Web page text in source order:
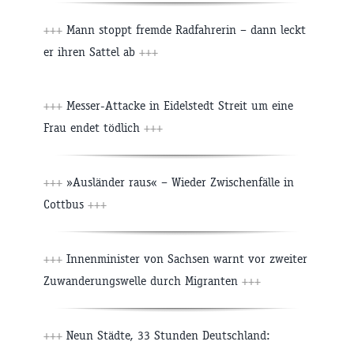
+++ Mann stoppt fremde Radfahrerin – dann leckt
er ihren Sattel ab +++
+++ Messer-Attacke in Eidelstedt Streit um eine
Frau endet tödlich +++
+++ »Ausländer raus« – Wieder Zwischenfälle in
Cottbus +++
+++ Innenminister von Sachsen warnt vor zweiter
Zuwanderungswelle durch Migranten +++
+++ Neun Städte, 33 Stunden Deutschland: